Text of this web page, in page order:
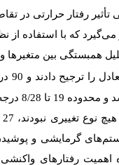
تأثیر رفتار حرارتی
که با استفاده
همبستگی بین متغیر‌ها
با
دارند.
گرمایشی و
رفتارهای